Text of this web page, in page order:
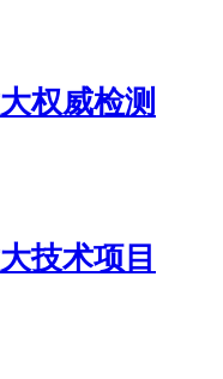
权威检测
技术项目